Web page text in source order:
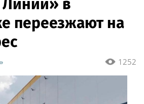
в
переезжают на
1252